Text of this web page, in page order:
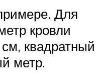
Для
кровли
квадратный
метр.